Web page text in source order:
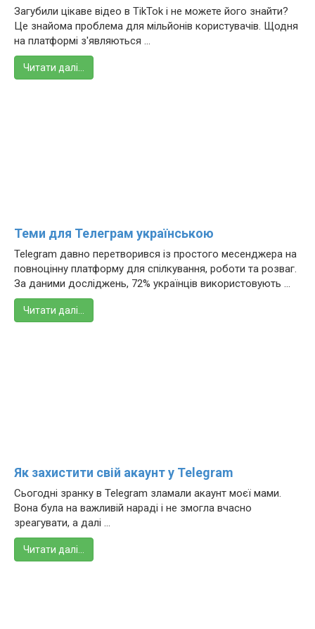
Загубили цікаве відео в TikTok і не можете його знайти?
Це знайома проблема для мільйонів користувачів. Щодня
на платформі з'являються ...
Читати далі…
Теми для Телеграм українською
Telegram давно перетворився із простого месенджера на
повноцінну платформу для спілкування, роботи та розваг.
За даними досліджень, 72% українців використовують ...
Читати далі…
Як захистити свій акаунт у Telegram
Сьогодні зранку в Telegram зламали акаунт моєї мами.
Вона була на важливій нараді і не змогла вчасно
зреагувати, а далі ...
Читати далі…